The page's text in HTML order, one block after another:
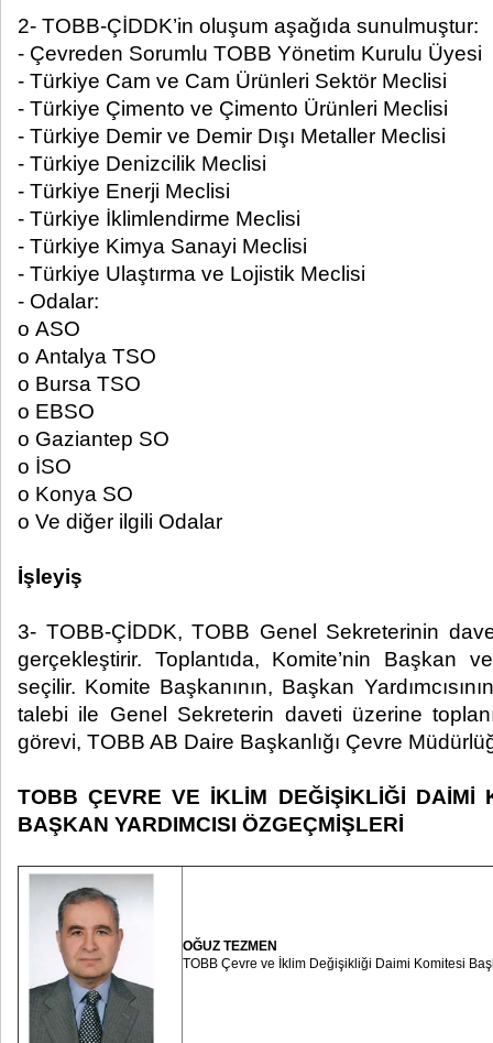
2- TOBB-ÇİDDK’in oluşum aşağıda sunulmuştur:
- Çevreden Sorumlu TOBB Yönetim Kurulu Üyesi
- Türkiye Cam ve Cam Ürünleri Sektör Meclisi
- Türkiye Çimento ve Çimento Ürünleri Meclisi
- Türkiye Demir ve Demir Dışı Metaller Meclisi
- Türkiye Denizcilik Meclisi
- Türkiye Enerji Meclisi
- Türkiye İklimlendirme Meclisi
- Türkiye Kimya Sanayi Meclisi
- Türkiye Ulaştırma ve Lojistik Meclisi
- Odalar:
o ASO
o Antalya TSO
o Bursa TSO
o EBSO
o Gaziantep SO
o İSO
o Konya SO
o Ve diğer ilgili Odalar
İşleyiş
3- TOBB-ÇİDDK, TOBB Genel Sekreterinin
gerçekleştirir. Toplantıda, Komite’nin Başkan
seçilir. Komite Başkanının, Başkan
talebi ile Genel Sekreterin daveti üzerine
görevi, TOBB AB Daire Başkanlığı Çevre
TOBB ÇEVRE VE İKLİM DEĞİŞİKLİĞİ DAİMİ
BAŞKAN YARDIMCISI ÖZGEÇMİŞLERİ
OĞUZ TEZMEN
TOBB Çevre ve İklim Değişikliği Daimi Komitesi